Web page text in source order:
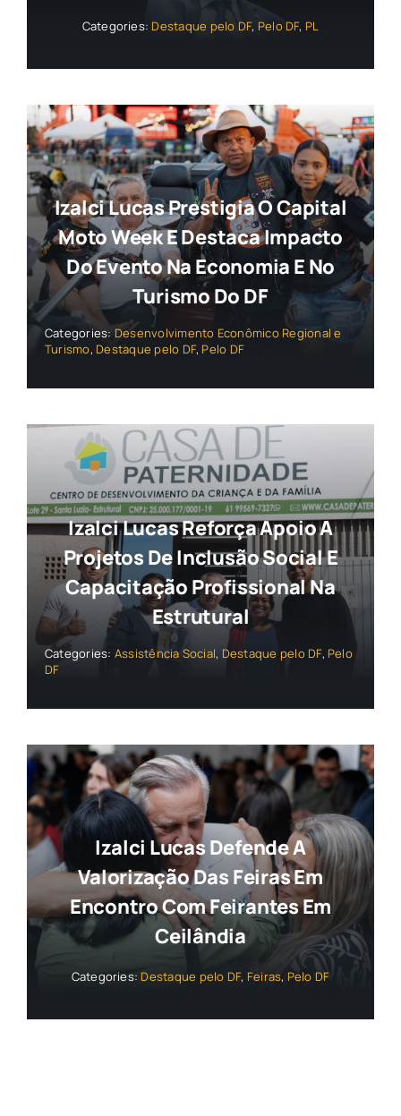
Categories: Destaque pelo DF, Pelo DF, PL
Izalci Lucas Prestigia O Capital
Moto Week E Destaca Impacto
Do Evento Na Economia E No
Turismo Do DF
Categories: Desenvolvimento Econômico Regional e
Turismo, Destaque pelo DF, Pelo DF
Izalci Lucas Reforça Apoio A
Projetos De Inclusão Social E
Capacitação Profissional Na
Estrutural
Categories: Assistência Social, Destaque pelo DF, Pelo
DF
Izalci Lucas Defende A
Valorização Das Feiras Em
Encontro Com Feirantes Em
Ceilândia
Categories: Destaque pelo DF, Feiras, Pelo DF